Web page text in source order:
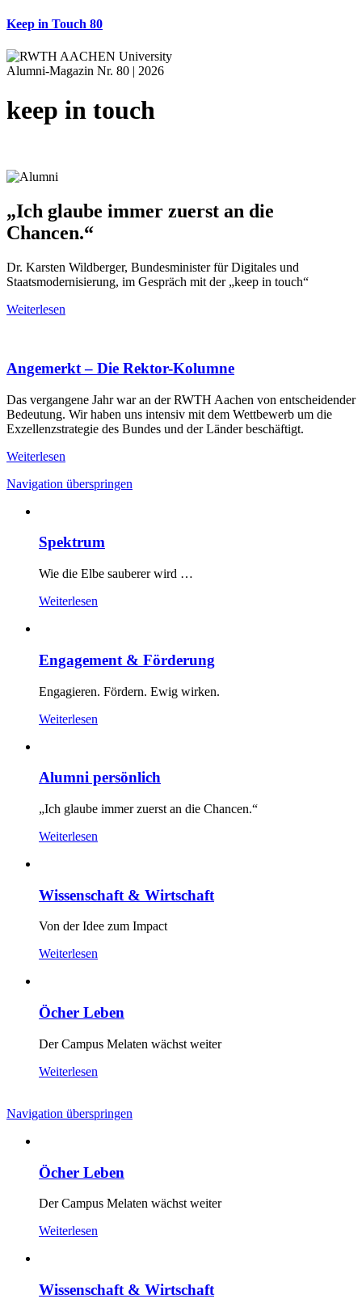
Keep in Touch 80
Alumni-Magazin Nr. 80 | 2026
keep in touch
„Ich glaube immer zuerst an die
Chancen.“
Dr. Karsten Wildberger, Bundesminister für Digitales und
Staatsmodernisierung, im Gespräch mit der „keep in touch“
Weiterlesen
Angemerkt – Die Rektor-Kolumne
Das vergangene Jahr war an der RWTH Aachen von entscheidender
Bedeutung. Wir haben uns intensiv mit dem Wettbewerb um die
Exzellenzstrategie des Bundes und der Länder beschäftigt.
Weiterlesen
Navigation überspringen
Spektrum
Wie die Elbe sauberer wird …
Weiterlesen
Engagement & Förderung
Engagieren. Fördern. Ewig wirken.
Weiterlesen
Alumni persönlich
„Ich glaube immer zuerst an die Chancen.“
Weiterlesen
Wissenschaft & Wirtschaft
Von der Idee zum Impact
Weiterlesen
Öcher Leben
Der Campus Melaten wächst weiter
Weiterlesen
Navigation überspringen
Öcher Leben
Der Campus Melaten wächst weiter
Weiterlesen
Wissenschaft & Wirtschaft